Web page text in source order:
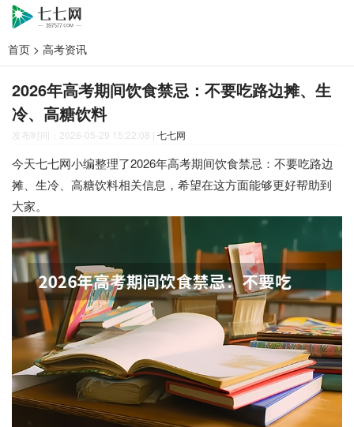
首页 > 高考资讯
2026年高考期间饮食禁忌：不要吃路边摊、生
冷、高糖饮料
发布时间：2026-05-29 15:22:08 | 七七网
今天七七网小编整理了2026年高考期间饮食禁忌：不要吃路边
摊、生冷、高糖饮料相关信息，希望在这方面能够更好帮助到
大家。